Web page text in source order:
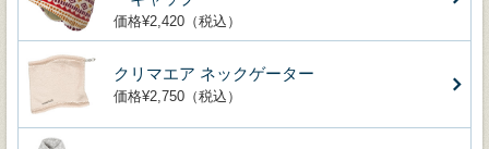
価格¥2,420（税込）
クリマエア ネックゲーター
価格¥2,750（税込）